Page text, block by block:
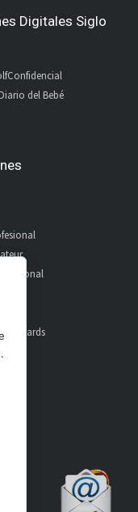
Digitales Siglo
del Bebé
Awards